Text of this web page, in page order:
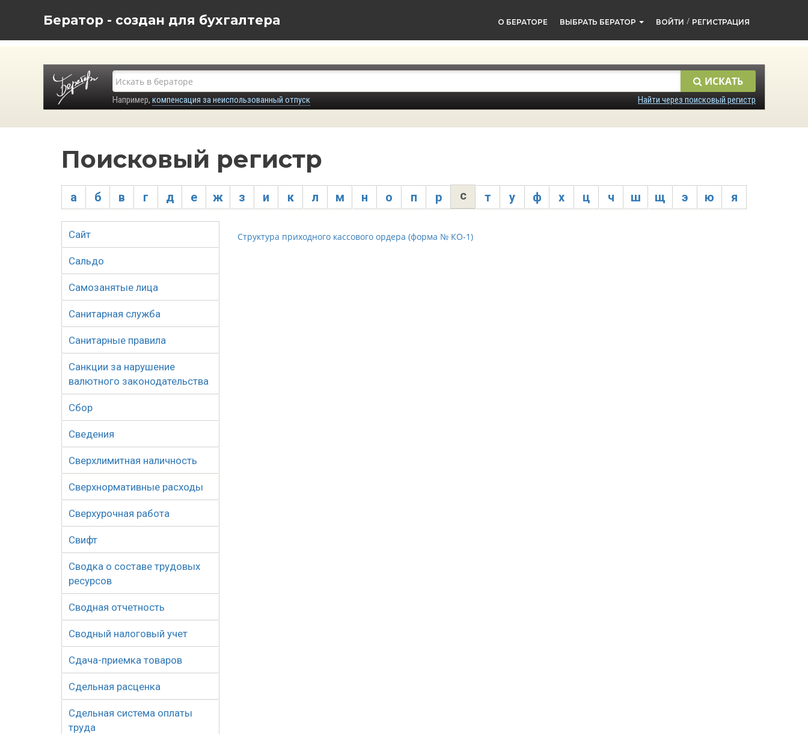
Бератор - создан для бухгалтера О БЕРАТОРЕ ВЫБРАТЬ БЕРАТОР ВОЙТИ / РЕГИСТРАЦИЯ
ИСКАТЬ
Найти через поисковый регистр
Например, компенсация за неиспользованный отпуск
Поисковый регистр
а б в г д е ж з и к л м н о п р с т у ф х ц ч ш щ э ю я
Сайт
Сальдо
Самозанятые лица
Санитарная служба
Санитарные правила
Санкции за нарушение
валютного законодательства
Сбор
Сведения
Сверхлимитная наличность
Сверхнормативные расходы
Сверхурочная работа
Свифт
Сводка о составе трудовых
ресурсов
Сводная отчетность
Сводный налоговый учет
Сдача-приемка товаров
Сдельная расценка
Сдельная система оплаты
труда
Структура приходного кассового ордера (форма № КО-1)